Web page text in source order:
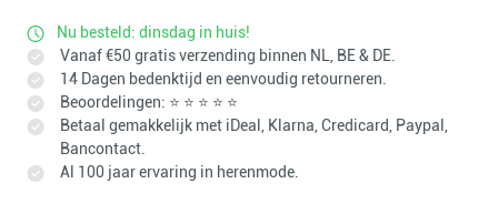
Nu besteld: dinsdag in huis!
Vanaf €50 gratis verzending binnen NL, BE & DE.
14 Dagen bedenktijd en eenvoudig retourneren.
Beoordelingen: ⭐ ⭐ ⭐ ⭐ ⭐
Betaal gemakkelijk met iDeal, Klarna, Credicard, Paypal,
Bancontact.
Al 100 jaar ervaring in herenmode.